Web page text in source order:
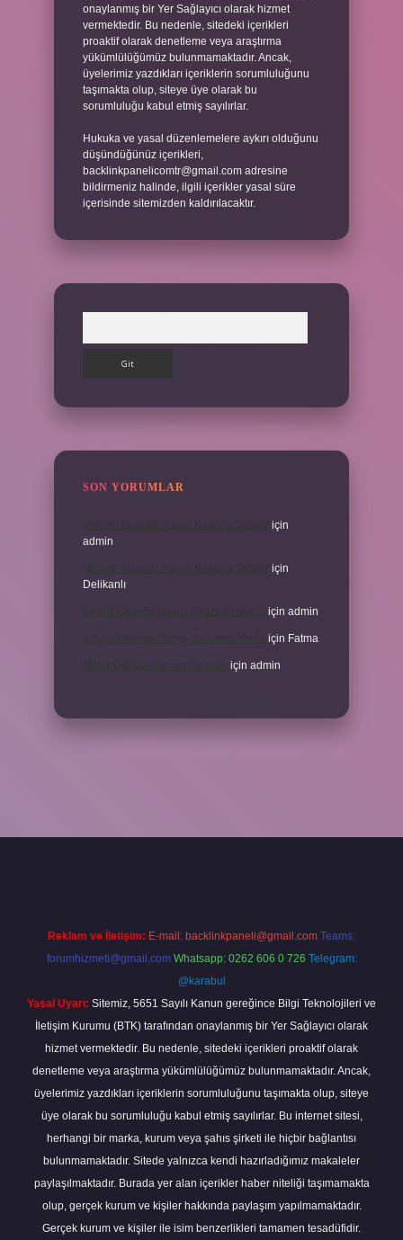
onaylanmış bir Yer Sağlayıcı olarak hizmet
vermektedir. Bu nedenle, sitedeki içerikleri
proaktif olarak denetleme veya araştırma
yükümlülüğümüz bulunmamaktadır. Ancak,
üyelerimiz yazdıkları içeriklerin sorumluluğunu
taşımakta olup, siteye üye olarak bu
sorumluluğu kabul etmiş sayılırlar.
Hukuka ve yasal düzenlemelere aykırı olduğunu
düşündüğünüz içerikleri,
backlinkpanelicomtr@gmail.com adresine
bildirmeniz halinde, ilgili içerikler yasal süre
içerisinde sitemizden kaldırılacaktır.
SON YORUMLAR
için
admin
için
Delikanlı
için admin
için Fatma
için admin
Reklam ve İletişim: E-mail: backlinkpaneli@gmail.com Teams:
forumhizmeti@gmail.com Whatsapp: 0262 606 0 726 Telegram:
@karabul
Yasal Uyarı: Sitemiz, 5651 Sayılı Kanun gereğince Bilgi Teknolojileri ve
İletişim Kurumu (BTK) tarafından onaylanmış bir Yer Sağlayıcı olarak
hizmet vermektedir. Bu nedenle, sitedeki içerikleri proaktif olarak
denetleme veya araştırma yükümlülüğümüz bulunmamaktadır. Ancak,
üyelerimiz yazdıkları içeriklerin sorumluluğunu taşımakta olup, siteye
üye olarak bu sorumluluğu kabul etmiş sayılırlar. Bu internet sitesi,
herhangi bir marka, kurum veya şahıs şirketi ile hiçbir bağlantısı
bulunmamaktadır. Sitede yalnızca kendi hazırladığımız makaleler
paylaşılmaktadır. Burada yer alan içerikler haber niteliği taşımamakta
olup, gerçek kurum ve kişiler hakkında paylaşım yapılmamaktadır.
Gerçek kurum ve kişiler ile isim benzerlikleri tamamen tesadüfidir.